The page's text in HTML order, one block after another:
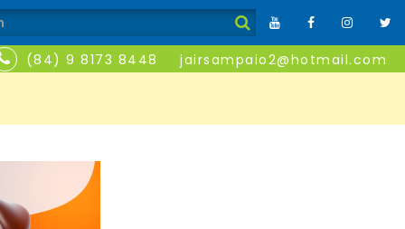
(84) 9 8173 8448 jairsampaio2@hotmail.com